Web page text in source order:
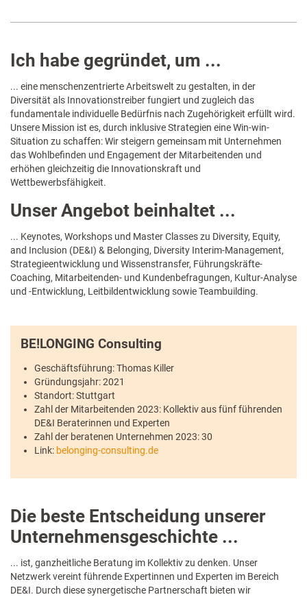
Ich habe gegründet, um ...
... eine menschenzentrierte Arbeitswelt zu gestalten, in der
Diversität als Innovationstreiber fungiert und zugleich das
fundamentale individuelle Bedürfnis nach Zugehörigkeit erfüllt wird.
Unsere Mission ist es, durch inklusive Strategien eine Win-win-
Situation zu schaffen: Wir steigern gemeinsam mit Unternehmen
das Wohlbefinden und Engagement der Mitarbeitenden und
erhöhen gleichzeitig die Innovationskraft und
Wettbewerbsfähigkeit.
Unser Angebot beinhaltet ...
... Keynotes, Workshops und Master Classes zu Diversity, Equity,
and Inclusion (DE&I) & Belonging, Diversity Interim-Management,
Strategieentwicklung und Wissenstransfer, Führungskräfte-
Coaching, Mitarbeitenden- und Kundenbefragungen, Kultur-Analyse
und -Entwicklung, Leitbildentwicklung sowie Teambuilding.
BE!LONGING Consulting
Geschäftsführung: Thomas Killer
Gründungsjahr: 2021
Standort: Stuttgart
Zahl der Mitarbeitenden 2023: Kollektiv aus fünf führenden
DE&I Beraterinnen und Experten
Zahl der beratenen Unternehmen 2023: 30
Link: belonging-consulting.de
Die beste Entscheidung unserer
Unternehmensgeschichte ...
... ist, ganzheitliche Beratung im Kollektiv zu denken. Unser
Netzwerk vereint führende Expertinnen und Experten im Bereich
DE&I. Durch diese synergetische Partnerschaft bieten wir